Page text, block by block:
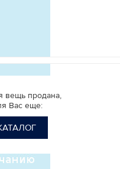
вещь продана,
Вас еще: